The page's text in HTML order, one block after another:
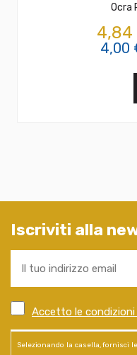
Ocra
4,84
4,00
Iscriviti alla
Accetto le condizioni
Selezionando la casella, fornisci